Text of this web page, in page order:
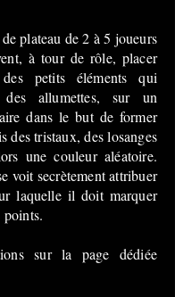
plateau de 2 à 5 joueurs
à tour de rôle, placer
petits éléments qui
des allumettes, sur un
dans le but de former
des tristaux, des losanges
une couleur aléatoire.
voit secrètement attribuer
laquelle il doit marquer
sur la page dédiée